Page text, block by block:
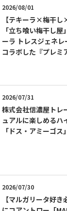
バー＆
Bar &
SNS 在日メ
2026/08/01
【テキーラ×梅干
「立ち喰い梅干し
ーラ トレスジェネ
コラボした『プレミ
2026/07/31
株式会社信濃屋トレ
ュアルに楽しめるハ
「ドス・アミーゴス
2026/07/30
【マルガリータ好き